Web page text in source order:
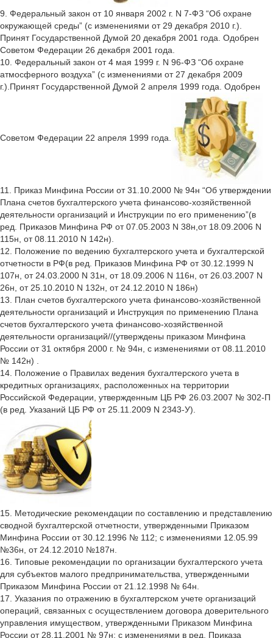
9. Федеральный закон от 10 января 2002 г. N 7-ФЗ “Об охране
окружающей среды” (с изменениями от 29 декабря 2010 г.).
Принят Государственной Думой 20 декабря 2001 года. Одобрен
Советом Федерации 26 декабря 2001 года.
10. Федеральный закон от 4 мая 1999 г. N 96-ФЗ “Об охране
атмосферного воздуха” (с изменениями от 27 декабря 2009
г.).Принят Государственной Думой 2 апреля 1999 года. Одобрен
Советом Федерации 22 апреля 1999 года.
11. Приказ Минфина России от 31.10.2000 № 94н “Об утверждении
Плана счетов бухгалтерского учета финансово-хозяйственной
деятельности организаций и Инструкции по его применению”(в
ред. Приказов Минфина РФ от 07.05.2003 N 38н,от 18.09.2006 N
115н, от 08.11.2010 N 142н).
12. Положение по ведению бухгалтерского учета и бухгалтерской
отчетности в РФ(в ред. Приказов Минфина РФ от 30.12.1999 N
107н, от 24.03.2000 N 31н, от 18.09.2006 N 116н, от 26.03.2007 N
26н, от 25.10.2010 N 132н, от 24.12.2010 N 186н)
13. План счетов бухгалтерского учета финансово-хозяйственной
деятельности организаций и Инструкция по применению Плана
счетов бухгалтерского учета финансово-хозяйственной
деятельности организаций//(утверждены приказом Минфина
России от 31 октября 2000 г. № 94н, с изменениями от 08.11.2010
№ 142н) .
14. Положение о Правилах ведения бухгалтерского учета в
кредитных организациях, расположенных на территории
Российской Федерации, утвержденным ЦБ РФ 26.03.2007 № 302-П
(в ред. Указаний ЦБ РФ от 25.11.2009 N 2343-У).
15. Методические рекомендации по составлению и представлению
сводной бухгалтерской отчетности, утвержденными Приказом
Минфина России от 30.12.1996 № 112; с изменениями 12.05.99
№36н, от 24.12.2010 №187н.
16. Типовые рекомендации по организации бухгалтерского учета
для субъектов малого предпринимательства, утвержденными
Приказом Минфина России от 21.12.1998 № 64н.
17. Указания по отражению в бухгалтерском учете организаций
операций, связанных с осуществлением договора доверительного
управления имуществом, утвержденными Приказом Минфина
России от 28.11.2001 № 97н; с изменениями в ред. Приказа